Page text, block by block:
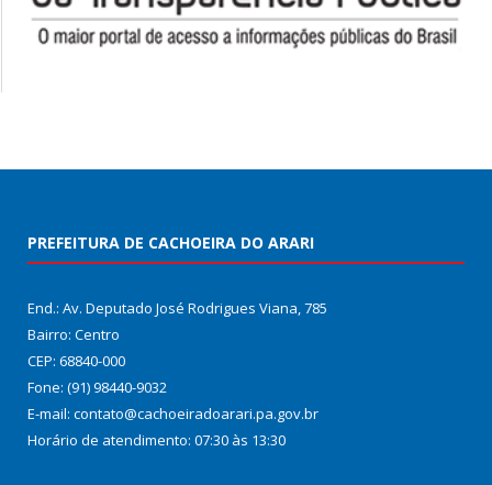
PREFEITURA DE CACHOEIRA DO ARARI
End.: Av. Deputado José Rodrigues Viana, 785
Bairro: Centro
CEP: 68840-000
Fone: (91) 98440-9032
E-mail: contato@cachoeiradoarari.pa.gov.br
Horário de atendimento: 07:30 às 13:30